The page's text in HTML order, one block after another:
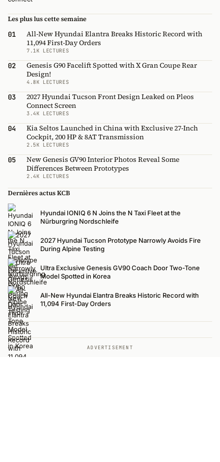
Les plus lus cette semaine
01
All-New Hyundai Elantra Breaks Historic Record with
11,094 First-Day Orders
7.1K LECTURES
02
Genesis G90 Facelift Spotted with X Gran Coupe Rear
Design!
4.8K LECTURES
03
2027 Hyundai Tucson Front Design Leaked on Pleos
Connect Screen
3.4K LECTURES
04
Kia Seltos Launched in China with Exclusive 27-Inch
Cockpit, 200 HP & 8AT Transmission
2.5K LECTURES
05
New Genesis GV90 Interior Photos Reveal Some
Differences Between Prototypes
2.4K LECTURES
Dernières actus KCB
Hyundai IONIQ 6 N Joins the N Taxi Fleet at the
Nürburgring Nordschleife
2027 Hyundai Tucson Prototype Narrowly Avoids Fire
During Alpine Testing
Ultra Exclusive Genesis GV90 Coach Door Two-Tone
Model Spotted in Korea
All-New Hyundai Elantra Breaks Historic Record with
11,094 First-Day Orders
ADVERTISEMENT